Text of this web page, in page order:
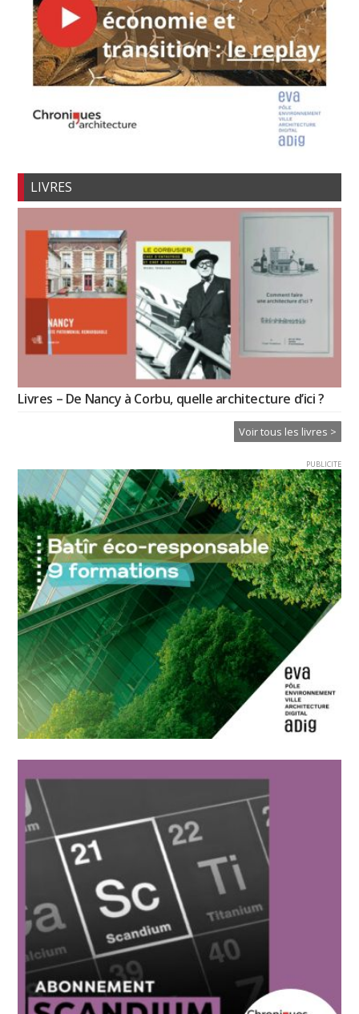
LIVRES
Livres – De Nancy à Corbu, quelle architecture d’ici ?
Voir tous les livres >
PUBLICITE